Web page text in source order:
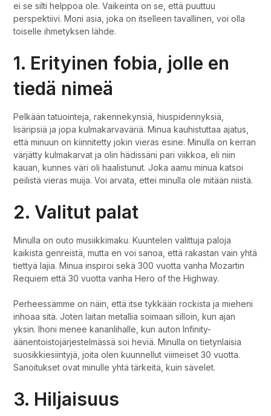
ei se silti helppoa ole. Vaikeinta on se, että puuttuu
perspektiivi. Moni asia, joka on itselleen tavallinen, voi olla
toiselle ihmetyksen lähde.
1. Erityinen fobia, jolle en
tiedä nimeä
Pelkään tatuointeja, rakennekynsiä, hiuspidennyksiä,
lisäripsiä ja jopa kulmakarvaväriä. Minua kauhistuttaa ajatus,
että minuun on kiinnitetty jokin vieras esine. Minulla on kerran
värjätty kulmakarvat ja olin hädissäni pari viikkoa, eli niin
kauan, kunnes väri oli haalistunut. Joka aamu minua katsoi
peilistä vieras muija. Voi arvata, ettei minulla ole mitään niistä.
2. Valitut palat
Minulla on outo musiikkimaku. Kuuntelen valittuja paloja
kaikista genreistä, mutta en voi sanoa, että rakastan vain yhtä
tiettyä lajia. Minua inspiroi sekä 300 vuotta vanha Mozartin
Requiem että 30 vuotta vanha Hero of the Highway.
Perheessämme on näin, että itse tykkään rockista ja mieheni
inhoaa sitä. Joten laitan metallia soimaan silloin, kun ajan
yksin. Ihoni menee kananlihalle, kun auton Infinity-
äänentoistojärjestelmässä soi heviä. Minulla on tietynlaisia
suosikkiesiintyjä, joita olen kuunnellut viimeiset 30 vuotta.
Sanoitukset ovat minulle yhtä tärkeitä, kuin sävelet.
3. Hiljaisuus